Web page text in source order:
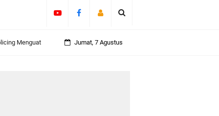
Menguat Jumat, 7 Agustus